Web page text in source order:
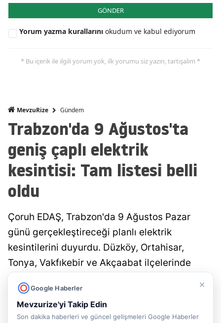
×
Google Haberler
Mevzurize'yi Takip Edin
Son dakika haberleri ve güncel gelişmeleri Google Haberler
GÖNDER
Yorum yazma kurallarını okudum ve kabul ediyorum
* Bu içerik ile ilgili yorum yok, ilk yorumu siz yazın, tartışalım *
MevzuRize Gündem
Trabzon'da 9 Ağustos'ta
geniş çaplı elektrik
kesintisi: Tam listesi belli
oldu
Çoruh EDAŞ, Trabzon'da 9 Ağustos Pazar
günü gerçekleştireceği planlı elektrik
kesintilerini duyurdu. Düzköy, Ortahisar,
Tonya, Vakfıkebir ve Akçaabat ilçelerinde
yatırım ve bakım çalışmaları nedeniyle
saatlerce enerji kesintisi yaşanacak.
Rasime Hacıeyüpoğlu
Yayınlanma
Trabzon